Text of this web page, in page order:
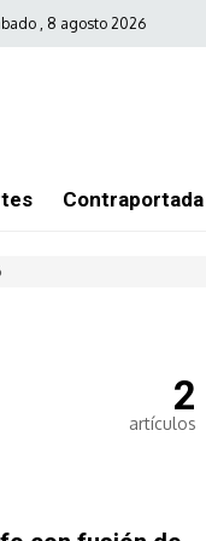
, 8 agosto 2026
Contraportada
2
artículos